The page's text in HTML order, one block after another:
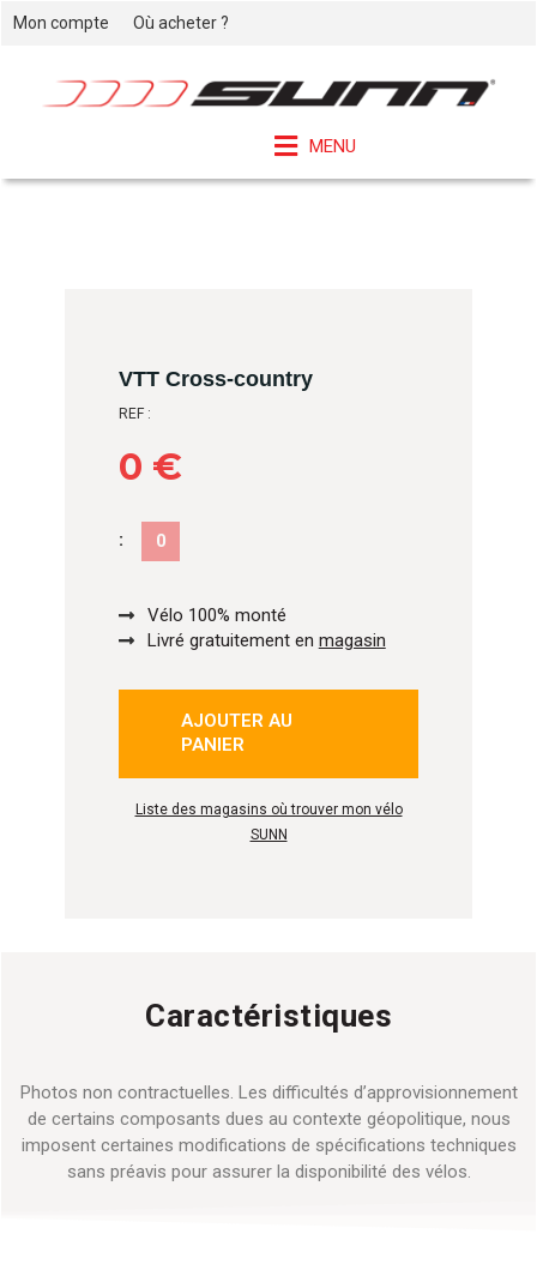
Mon compte Où acheter ?
MENU
VTT Cross-country
REF :
0 €
: 0
Vélo 100% monté
Livré gratuitement en magasin
AJOUTER AU
PANIER
Liste des magasins où trouver mon vélo
SUNN
Caractéristiques
Photos non contractuelles. Les difficultés d’approvisionnement
de certains composants dues au contexte géopolitique, nous
imposent certaines modifications de spécifications techniques
sans préavis pour assurer la disponibilité des vélos.